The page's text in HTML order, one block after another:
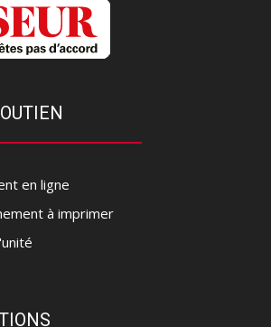
en ligne
à imprimer